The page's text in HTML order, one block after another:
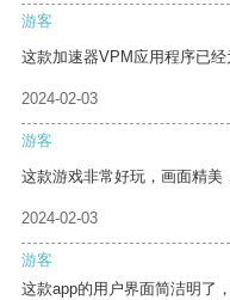
游客
这款加速器VPM应用程序已经
2024-02-03
游客
这款游戏非常好玩，画面精美
2024-02-03
游客
这款app的用户界面简洁明了